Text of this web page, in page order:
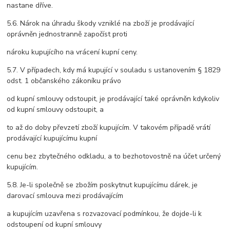
nastane dříve.
5.6. Nárok na úhradu škody vzniklé na zboží je prodávající
oprávněn jednostranně započíst proti
nároku kupujícího na vrácení kupní ceny.
5.7. V případech, kdy má kupující v souladu s ustanovením § 1829
odst. 1 občanského zákoníku právo
od kupní smlouvy odstoupit, je prodávající také oprávněn kdykoliv
od kupní smlouvy odstoupit, a
to až do doby převzetí zboží kupujícím. V takovém případě vrátí
prodávající kupujícímu kupní
cenu bez zbytečného odkladu, a to bezhotovostně na účet určený
kupujícím.
5.8. Je-li společně se zbožím poskytnut kupujícímu dárek, je
darovací smlouva mezi prodávajícím
a kupujícím uzavřena s rozvazovací podmínkou, že dojde-li k
odstoupení od kupní smlouvy